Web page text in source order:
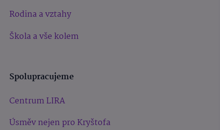
Rodina a vztahy
Škola a vše kolem
Spolupracujeme
Centrum LIRA
Úsměv nejen pro Kryštofa